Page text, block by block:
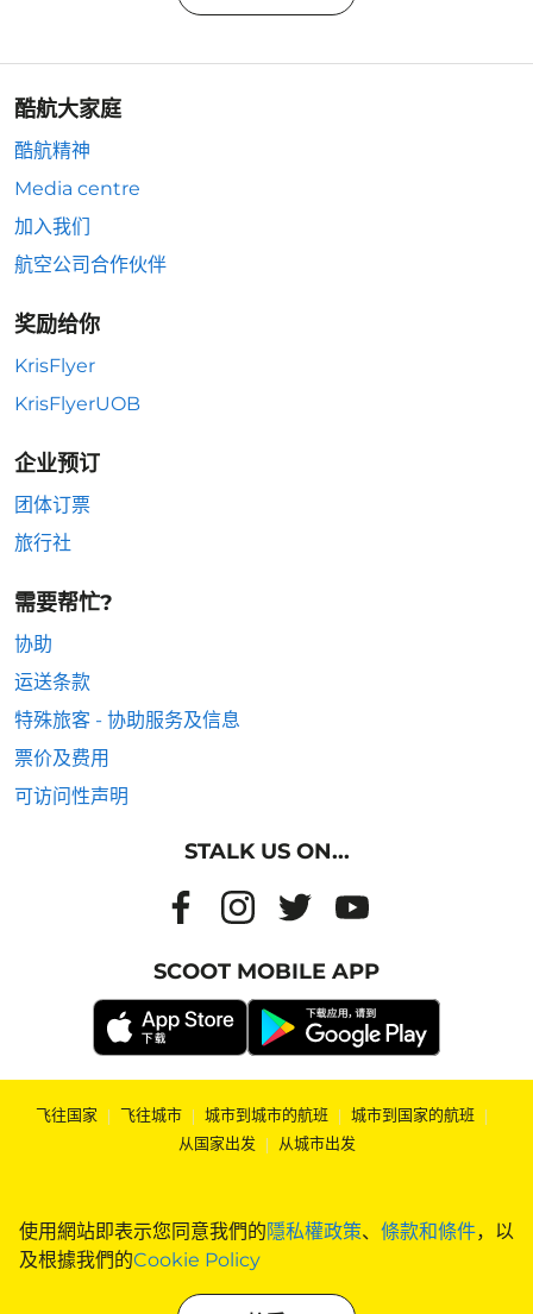
使用網站即表示您同意我們的隱私權政策、 條款和條件，以
及根據我們的Cookie Policy
酷航大家庭
酷航精神
Media centre
加入我们
航空公司合作伙伴
奖励给你
KrisFlyer
KrisFlyerUOB
企业预订
团体订票
旅行社
需要帮忙?
协助
运送条款
特殊旅客 - 协助服务及信息
票价及费用
可访问性声明
STALK US ON...
SCOOT MOBILE APP
飞往国家 | 飞往城市 | 城市到城市的航班 | 城市到国家的航班 |
从国家出发 | 从城市出发